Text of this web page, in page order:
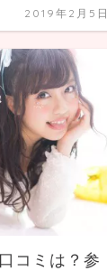
2019年2月5日
コミは？参